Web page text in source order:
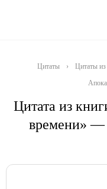
Цитаты › Цитаты из
Цитата из
времени» —